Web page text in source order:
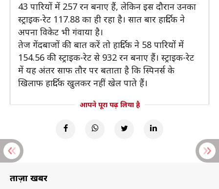
43 पारियों में 257 रन बनाए हैं, लेकिन इस दौरान उनका
स्ट्राइक-रेट 117.88 का ही रहा है। सात बार हार्दिक ने
अपना विकेट भी गंवाया है।
तेज गेंदबाजों की बात करें तो हार्दिक ने 58 पारियों में
154.56 की स्ट्राइक-रेट से 932 रन बनाए हैं। स्ट्राइक-रेट
में यह अंतर साफ तौर पर बताता है कि स्पिनर्स के
खिलाफ हार्दिक खुलकर नहीं खेल पाते हैं।
आपने पूरा पढ़ लिया है
ताज़ा खबरें